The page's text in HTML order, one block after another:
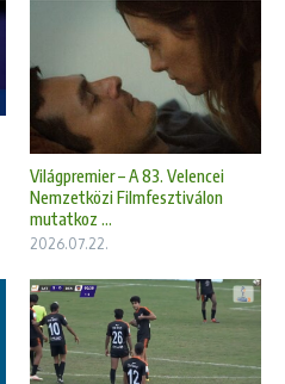
Világpremier – A 83. Velencei
Nemzetközi Filmfesztiválon
mutatkoz ...
2026.07.22.